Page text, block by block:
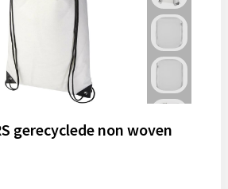
gerecyclede non woven